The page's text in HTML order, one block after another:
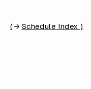
( Schedule Index )